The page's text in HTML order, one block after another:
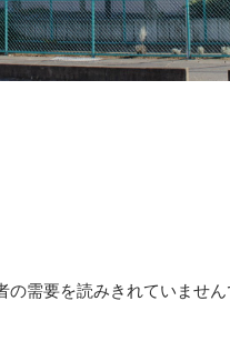
需要を読みきれていませ